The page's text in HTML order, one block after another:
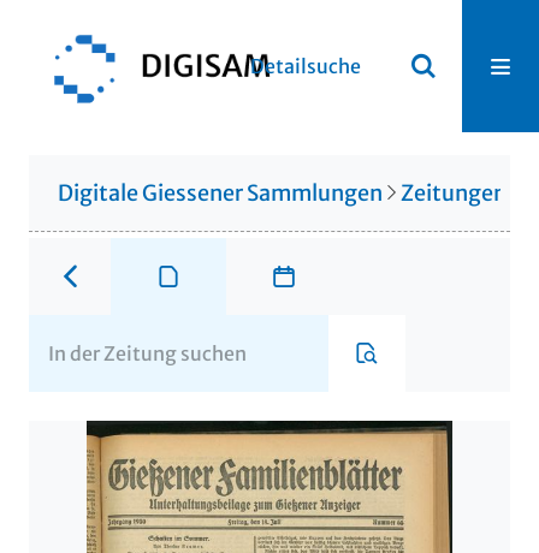
Detailsuche
Digitale Giessener Sammlungen Zeitungen